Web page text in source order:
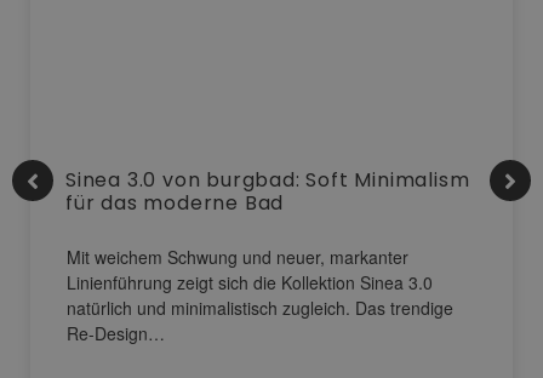
Sinea 3.0 von burgbad: Soft Minimalism
für das moderne Bad
Mit weichem Schwung und neuer, markanter
Linienführung zeigt sich die Kollektion Sinea 3.0
natürlich und minimalistisch zugleich. Das trendige
Re-Design…